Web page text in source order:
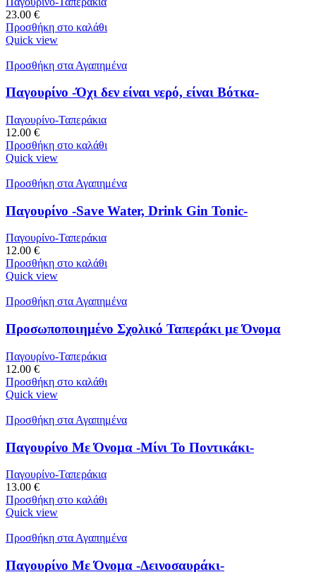
23.00 €
Προσθήκη στο καλάθι
Quick view
Προσθήκη στα Αγαπημένα
Παγουρίνο -Όχι δεν είναι νερό, είναι Βότκα-
Παγουρίνο-Ταπεράκια
12.00 €
Προσθήκη στο καλάθι
Quick view
Προσθήκη στα Αγαπημένα
Παγουρίνο -Save Water, Drink Gin Tonic-
Παγουρίνο-Ταπεράκια
12.00 €
Προσθήκη στο καλάθι
Quick view
Προσθήκη στα Αγαπημένα
Προσωποποιημένο Σχολικό Ταπεράκι με Όνομα
Παγουρίνο-Ταπεράκια
12.00 €
Προσθήκη στο καλάθι
Quick view
Προσθήκη στα Αγαπημένα
Παγουρίνο Με Όνομα -Μίνι Το Ποντικάκι-
Παγουρίνο-Ταπεράκια
13.00 €
Προσθήκη στο καλάθι
Quick view
Προσθήκη στα Αγαπημένα
Παγουρίνο Με Όνομα -Δεινοσαυράκι-